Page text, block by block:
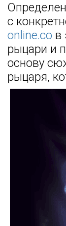
с
online.co в
рыцари и
основу
рыцаря,